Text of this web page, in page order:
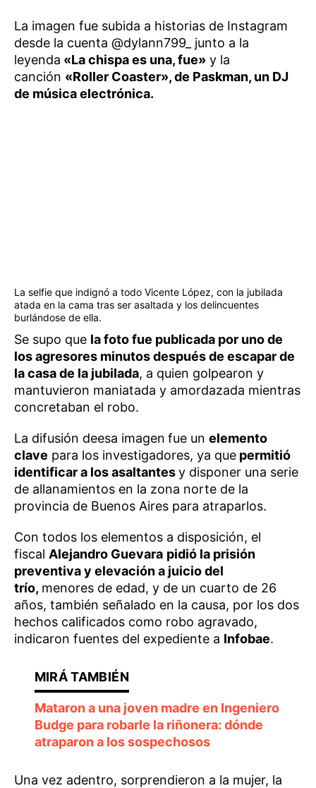
La imagen fue subida a historias de Instagram
desde la cuenta @dylann799_ junto a la
leyenda «La chispa es una, fue» y la
canción «Roller Coaster», de Paskman, un DJ
de música electrónica.
La selfie que indignó a todo Vicente López, con la jubilada
atada en la cama tras ser asaltada y los delincuentes
burlándose de ella.
Se supo que la foto fue publicada por uno de
los agresores minutos después de escapar de
la casa de la jubilada, a quien golpearon y
mantuvieron maniatada y amordazada mientras
concretaban el robo.
La difusión deesa imagen fue un elemento
clave para los investigadores, ya que permitió
identificar a los asaltantesy disponer una serie
de allanamientos en la zona norte de la
provincia de Buenos Aires para atraparlos.
Con todos los elementos a disposición, el
fiscal Alejandro Guevara pidió la prisión
preventiva y elevación a juicio del
trío, menores de edad, y de un cuarto de 26
años, también señalado en la causa, por los dos
hechos calificados como robo agravado,
indicaron fuentes del expediente a Infobae.
Mataron a una joven madre en Ingeniero
Budge para robarle la riñonera: dónde
atraparon a los sospechosos
Una vez adentro, sorprendieron a la mujer, la